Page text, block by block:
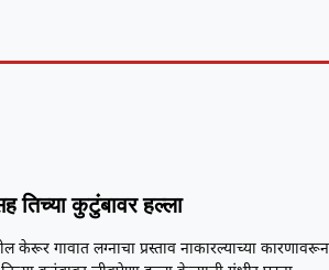
तिच्या कुटुंबावर हल्ला
केरूर गावात लग्नाचा प्रस्ताव नाकारल्याच्या कारणावरून